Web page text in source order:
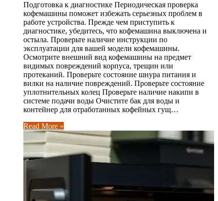
Подготовка к диагностике Периодическая проверка
кофемашины поможет избежать серьезных проблем в
работе устройства. Прежде чем приступить к
диагностике, убедитесь, что кофемашина выключена и
остыла. Проверьте наличие инструкции по
эксплуатации для вашей модели кофемашины.
Осмотрите внешний вид кофемашины на предмет
видимых повреждений корпуса, трещин или
протеканий. Проверьте состояние шнура питания и
вилки на наличие повреждений. Проверьте состояние
уплотнительных колец Проверьте наличие накипи в
системе подачи воды Очистите бак для воды и
контейнер для отработанных кофейных гущ…
Read More »